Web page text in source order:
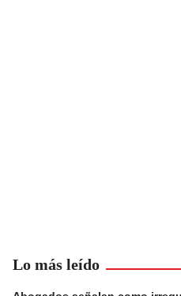
Lo más leído